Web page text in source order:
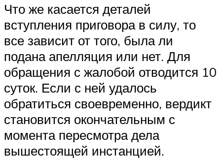
Что же касается деталей
вступления приговора в силу, то
все зависит от того, была ли
подана апелляция или нет. Для
обращения с жалобой отводится 10
суток. Если с ней удалось
обратиться своевременно, вердикт
становится окончательным с
момента пересмотра дела
вышестоящей инстанцией.